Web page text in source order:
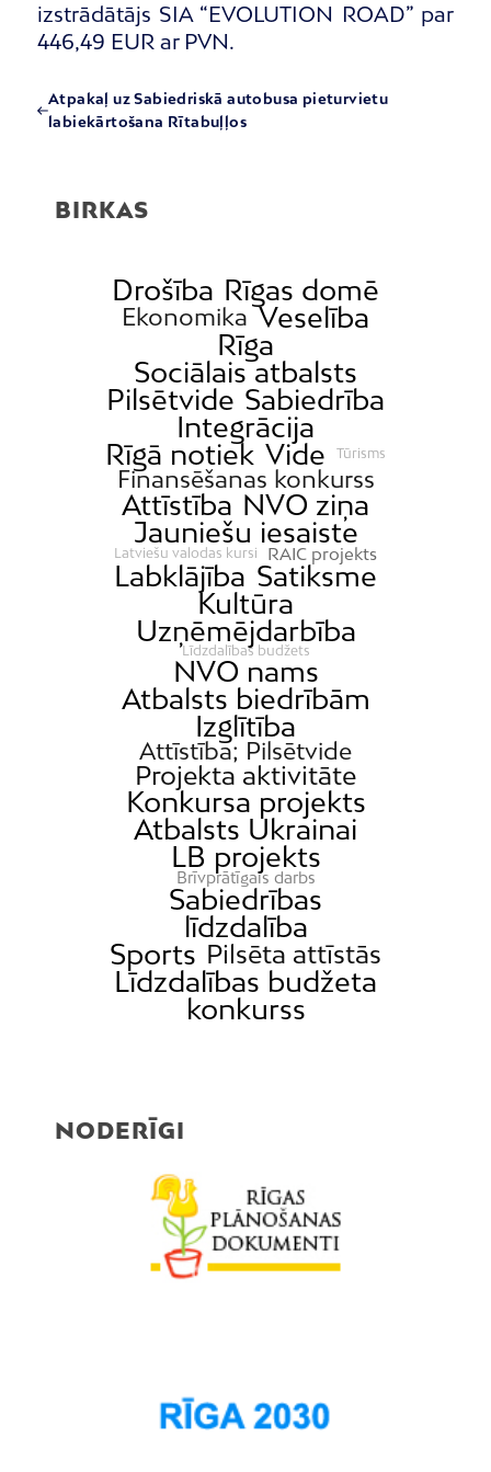
izstrādātājs SIA “EVOLUTION ROAD” par
446,49 EUR ar PVN.
Atpakaļ uz Sabiedriskā autobusa pieturvietu
labiekārtošana Rītabuļļos
BIRKAS
Drošība Rīgas domē
Ekonomika Veselība
Rīga
Sociālais atbalsts
Pilsētvide Sabiedrība
Integrācija
Rīgā notiek Vide Tūrisms
Finansēšanas konkurss
Attīstība NVO ziņa
Jauniešu iesaiste
Latviešu valodas kursi RAIC projekts
Labklājība Satiksme
Kultūra
Uzņēmējdarbība
Līdzdalības budžets
NVO nams
Atbalsts biedrībām
Izglītība
Attīstība; Pilsētvide
Projekta aktivitāte
Konkursa projekts
Atbalsts Ukrainai
LB projekts
Brīvprātīgais darbs
Sabiedrības
līdzdalība
Sports Pilsēta attīstās
Līdzdalības budžeta
konkurss
NODERĪGI